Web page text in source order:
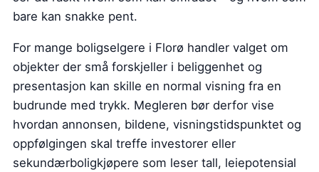
bare kan snakke pent.
For mange boligselgere i Florø handler valget om
objekter der små forskjeller i beliggenhet og
presentasjon kan skille en normal visning fra en
budrunde med trykk. Megleren bør derfor vise
hvordan annonsen, bildene, visningstidspunktet og
oppfølgingen skal treffe investorer eller
sekundærboligkjøpere som leser tall, leiepotensial